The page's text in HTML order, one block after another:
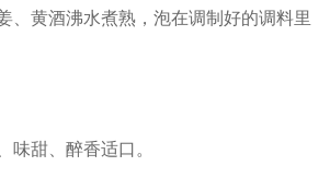
、黄酒沸水煮熟，泡在调制好的调料里
味甜、醉香适口。